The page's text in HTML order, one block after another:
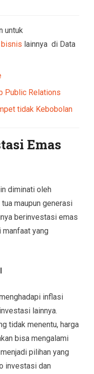
untuk
lainnya di Data
Public Relations
tidak Kebobolan
Emas
diminati oleh
maupun generasi
berinvestasi emas
manfaat yang
inflasi
lainnya.
tidak menentu, harga
bisa mengalami
pilihan yang
investasi dan